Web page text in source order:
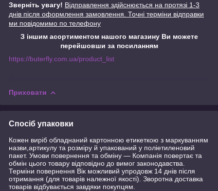
Зверніть увагу! Відправлення здійснюється на протязі 1-3
днів після оформлення замовлення. Точні терміни відправки
ми повідомимо по телефону
З іншим асортиментом нашого магазину Ви можете
перейшовши за посиланням
https://buterfly.com.ua/product_list
Приховати
Спосіб упаковки
Кожен виріб обладнаний картонною етикеткою з маркуванням
назви,артикулу та розміру й упакований у поліетиленовий
пакет. Умови повернення та обміну — Компанія повертає та
обмін цього товару відповідно до вимог законодавства.
Терміни повернення Вік можливий упродовж 14 днів після
отримання (для товарів належної якості). Зворотна доставка
товарів відбувається завдяки покупцям.